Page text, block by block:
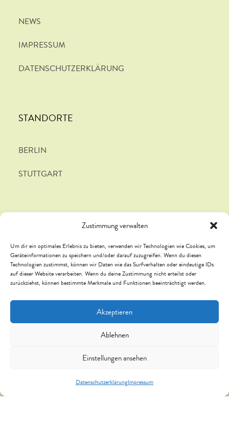
Zustimmung verwalten
Um dir ein optimales Erlebnis zu bieten, verwenden wir Technologien wie Cookies, um
Geräteinformationen zu speichern und/oder darauf zuzugreifen. Wenn du diesen
Technologien zustimmst, können wir Daten wie das Surfverhalten oder eindeutige IDs
auf dieser Website verarbeiten. Wenn du deine Zustimmung nicht erteilst oder
zurückziehst, können bestimmte Merkmale und Funktionen beeinträchtigt werden.
Akzeptieren
Ablehnen
Einstellungen ansehen
DatenschutzerklärungImpressum
NEWS
IMPRESSUM
DATENSCHUTZERKLÄRUNG
STANDORTE
BERLIN
STUTTGART
AUSBILDUNG
OFFENE STELLEN
INITIATIVBEWERBUNG